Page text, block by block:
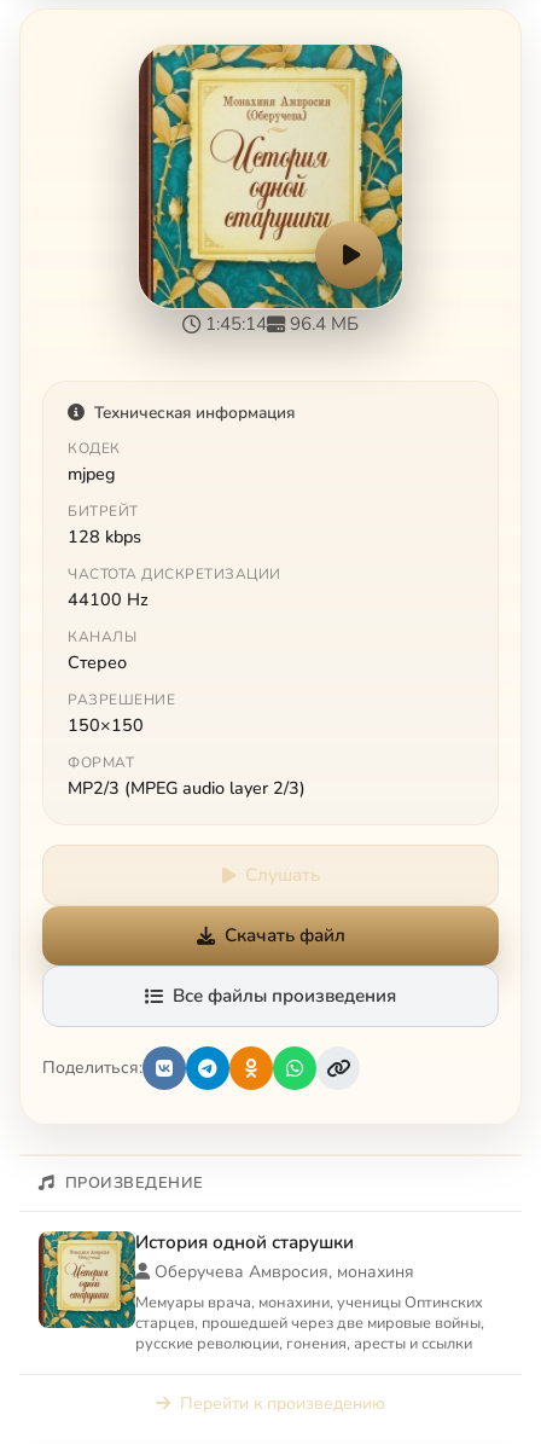
1:45:14 96.4 МБ
Техническая информация
КОДЕК
mjpeg
БИТРЕЙТ
128 kbps
ЧАСТОТА ДИСКРЕТИЗАЦИИ
44100 Hz
КАНАЛЫ
Стерео
РАЗРЕШЕНИЕ
150×150
ФОРМАТ
MP2/3 (MPEG audio layer 2/3)
Слушать
Скачать файл
Все файлы произведения
Поделиться:
ПРОИЗВЕДЕНИЕ
История одной старушки
Оберучева Амвросия, монахиня
Мемуары врача, монахини, ученицы Оптинских
старцев, прошедшей через две мировые войны,
русские революции, гонения, аресты и ссылки
Перейти к произведению